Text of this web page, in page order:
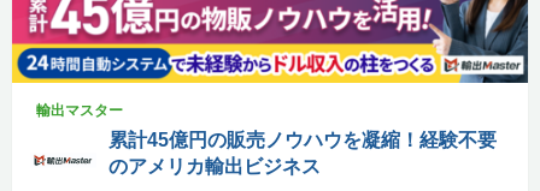
輸出マスター
累計45億円の販売ノウハウを凝縮！経験不要
のアメリカ輸出ビジネス